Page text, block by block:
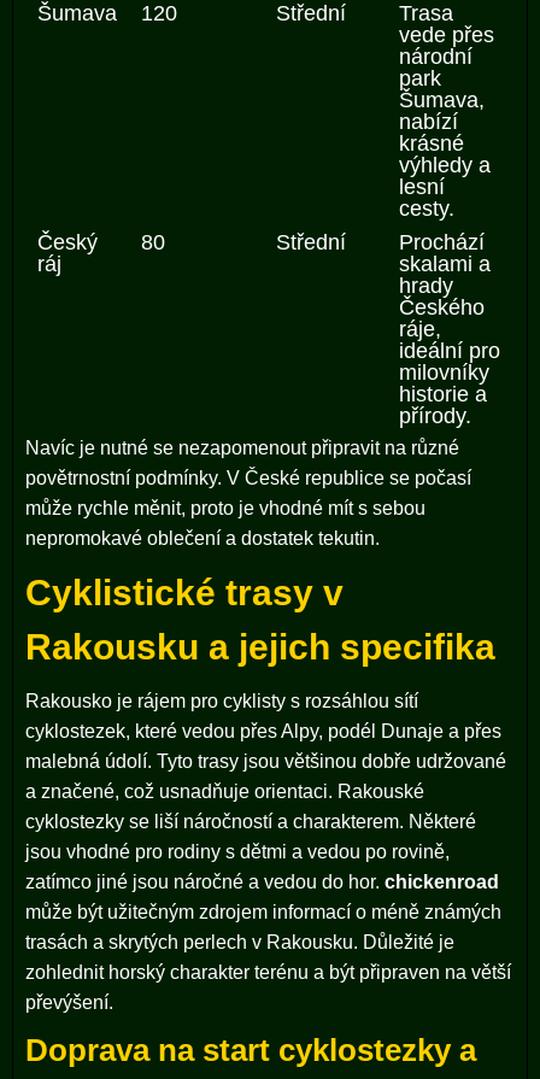
Šumava 120 Střední
Trasa
vede přes
národní
park
Šumava,
nabízí
krásné
výhledy a
lesní
cesty.
Český
ráj
80 Střední
Prochází
skalami a
hrady
Českého
ráje,
ideální pro
milovníky
historie a
přírody.
Navíc je nutné se nezapomenout připravit na různé
povětrnostní podmínky. V České republice se počasí
může rychle měnit, proto je vhodné mít s sebou
nepromokavé oblečení a dostatek tekutin.
Cyklistické trasy v
Rakousku a jejich specifika
Rakousko je rájem pro cyklisty s rozsáhlou sítí
cyklostezek, které vedou přes Alpy, podél Dunaje a přes
malebná údolí. Tyto trasy jsou většinou dobře udržované
a značené, což usnadňuje orientaci. Rakouské
cyklostezky se liší náročností a charakterem. Některé
jsou vhodné pro rodiny s dětmi a vedou po rovině,
zatímco jiné jsou náročné a vedou do hor. chickenroad
může být užitečným zdrojem informací o méně známých
trasách a skrytých perlech v Rakousku. Důležité je
zohlednit horský charakter terénu a být připraven na větší
převýšení.
Doprava na start cyklostezky a